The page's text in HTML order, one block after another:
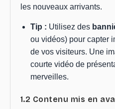
les nouveaux arrivants.
Tip : Utilisez des
ou vidéos) pour capter
de vos visiteurs. Une
courte vidéo de
merveilles.
1.2 Contenu mis en